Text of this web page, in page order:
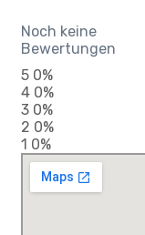
Noch keine
Bewertungen
5 0%
4 0%
3 0%
2 0%
1 0%